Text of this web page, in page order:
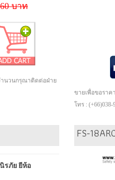
บาท
นวนกรุณาติดต่อฝ่าย
ขายเพื่อขอราค
โทร : (+66)038-
รภัย ยี่ห้อ
FS-